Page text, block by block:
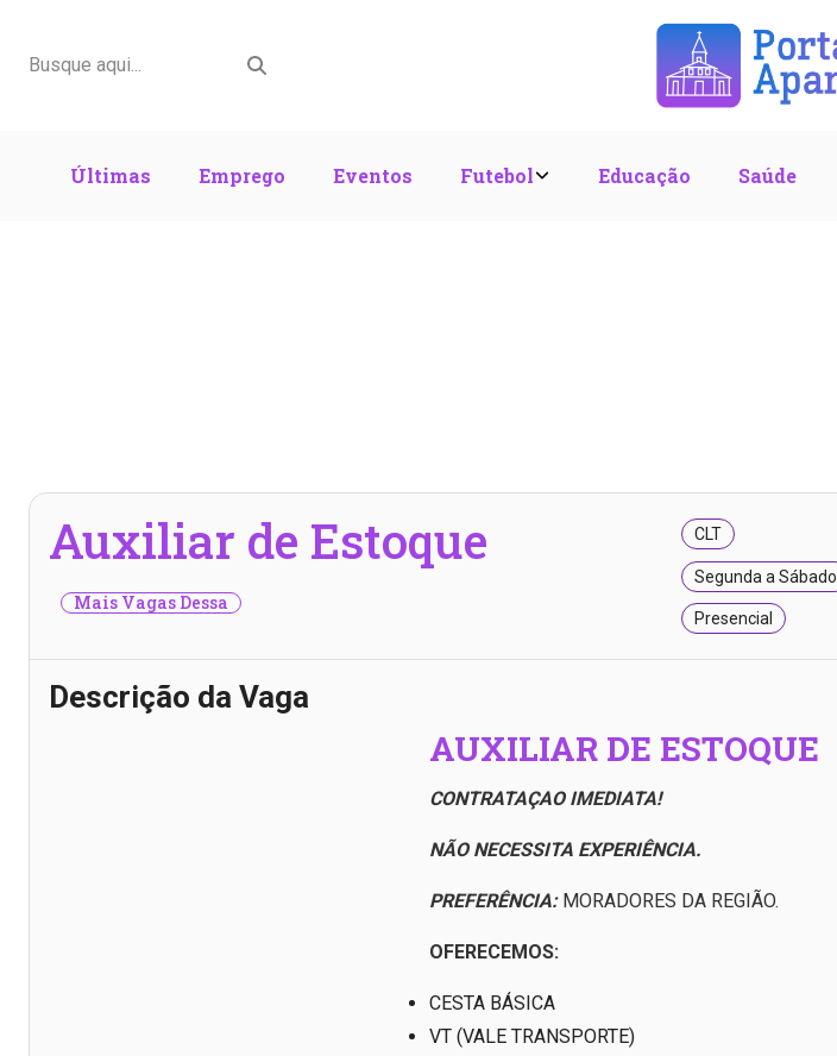
Últimas Emprego Eventos Futebol Educação Saúde
Auxiliar de Estoque
Mais Vagas Dessa
CLT
Segunda a Sábado
Presencial
Descrição da Vaga
AUXILIAR DE ESTOQUE
CONTRATAÇAO IMEDIATA!
NÃO NECESSITA EXPERIÊNCIA.
PREFERÊNCIA: MORADORES DA REGIÃO.
OFERECEMOS:
CESTA BÁSICA
VT (VALE TRANSPORTE)